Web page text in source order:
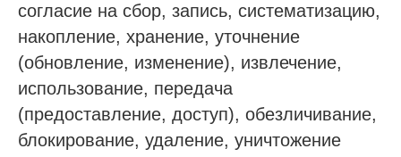
согласие на сбор, запись, систематизацию,
накопление, хранение, уточнение
(обновление, изменение), извлечение,
использование, передача
(предоставление, доступ), обезличивание,
блокирование, удаление, уничтожение